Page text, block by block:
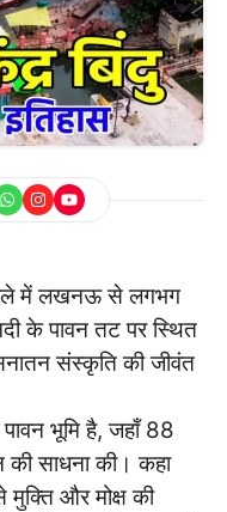
में लखनऊ से लगभग
के पावन तट पर स्थित
संस्कृति की जीवंत
भूमि है, जहाँ 88
की साधना की। कहा
मुक्ति और मोक्ष की